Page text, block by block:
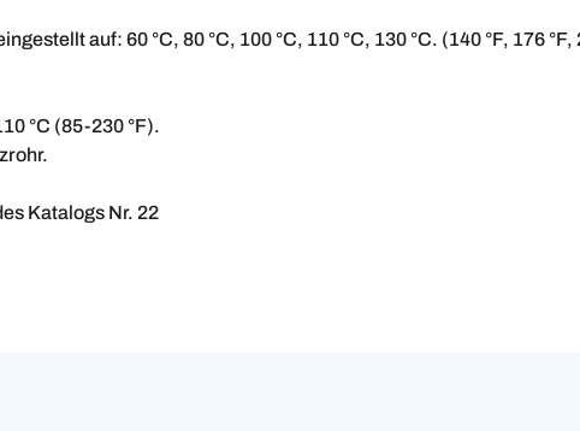
auf: 60 °C, 80 °C, 100 °C, 110 °C, 130 °C. (140 °F, 176 °F,
°C (85-230 °F).
Katalogs Nr. 22